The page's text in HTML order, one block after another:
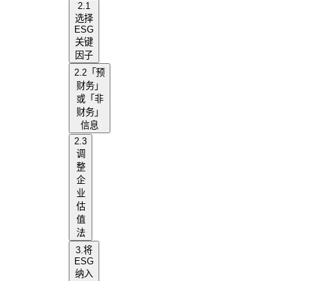
2.1
选择
ESG
关键
因子
2.2「预
财务」
或「非
财务」
信息
2.3
调
整
企
业
估
值
法
3.将
ESG
纳入